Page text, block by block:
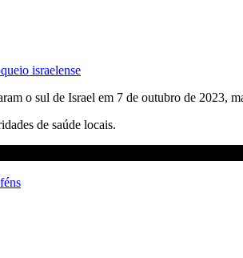
israelense
o sul de Israel em 7 de outubro de 2023,
de saúde locais.